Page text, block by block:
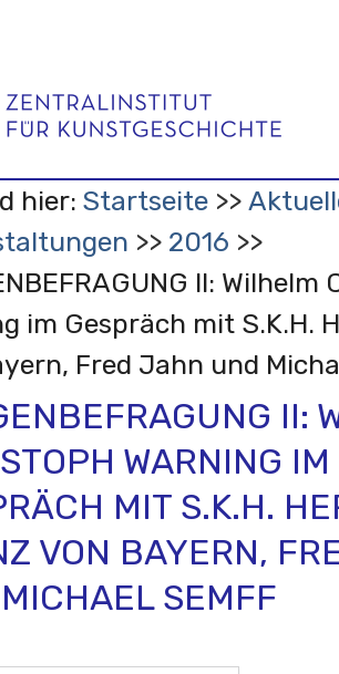
hier: Startseite
2016
II: Wilhelm
im Gespräch mit S.K.H.
Fred Jahn und
II:
WARNING IM
MIT S.K.H.
VON BAYERN,
SEMFF